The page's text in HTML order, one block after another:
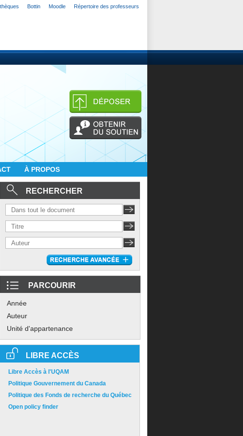
Bottin Moodle Répertoire des professeurs
À PROPOS
RECHERCHER
PARCOURIR
Année
Auteur
Unité d'appartenance
LIBRE ACCÈS
Libre Accès à l'UQAM
Politique Gouvernement du Canada
Politique des Fonds de recherche du Québec
Open policy finder